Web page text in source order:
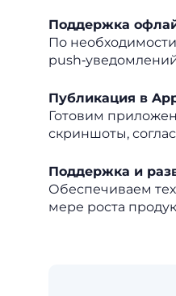
Поддержка
По
Публикация в
Готовим
скриншоты,
Поддержка и
Обеспечиваем
мере роста